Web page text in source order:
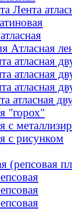
Лента
Атласная
атласная
атласная
атласная
атласная
"горох"
с
с рисунком
(репсовая